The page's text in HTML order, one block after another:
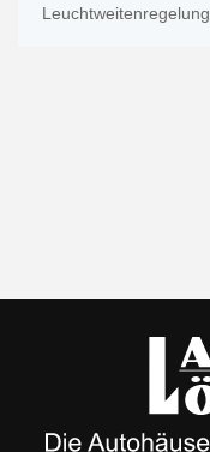
Leuchtweitenregelung